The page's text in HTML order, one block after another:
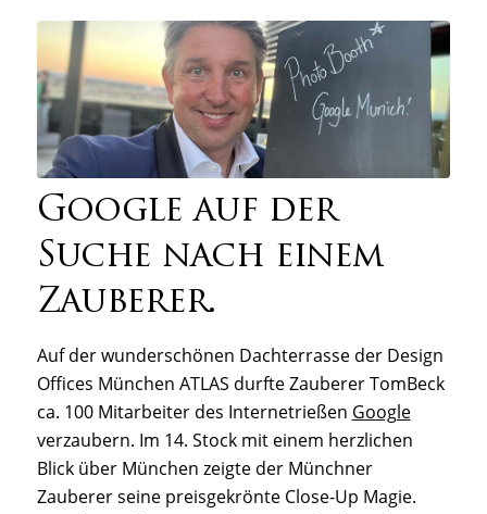
Google auf der
Suche nach einem
Zauberer.
Auf der wunderschönen Dachterrasse der Design
Offices München ATLAS durfte Zauberer TomBeck
ca. 100 Mitarbeiter des Internetrießen Google
verzaubern. Im 14. Stock mit einem herzlichen
Blick über München zeigte der Münchner
Zauberer seine preisgekrönte Close-Up Magie.